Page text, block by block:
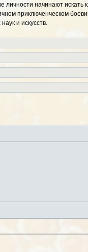
начинают
приключенческом
и искусств.